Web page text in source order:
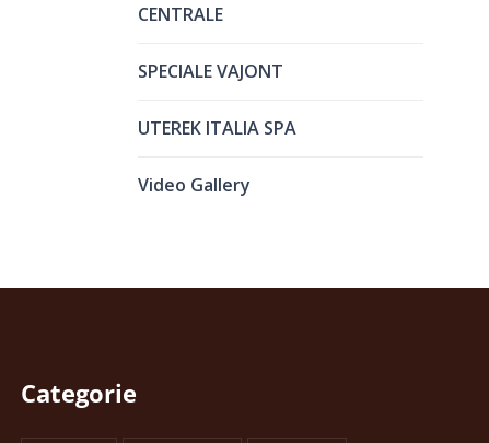
CENTRALE
SPECIALE VAJONT
UTEREK ITALIA SPA
Video Gallery
Categorie